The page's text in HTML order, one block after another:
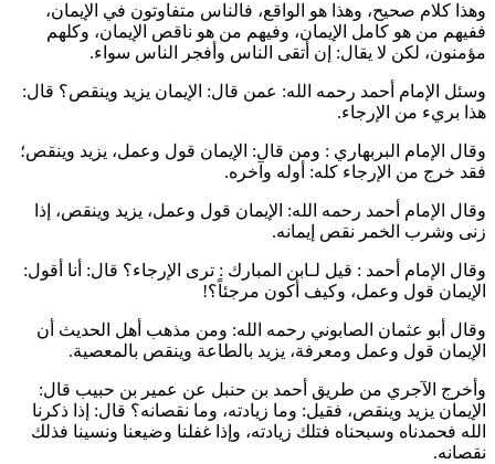
وهذا كلام صحيح، وهذا هو الواقع، فالناس متفاوتون في الإيمان،
ففيهم من هو كامل الإيمان، وفيهم من هو ناقص الإيمان، وكلهم
مؤمنون، لكن لا يقال: إن أتقى الناس وأفجر الناس سواء.
وسئل الإمام أحمد رحمه الله: عمن قال: الإيمان يزيد وينقص؟ قال:
هذا بريء من الإرجاء.
وقال الإمام البربهاري : ومن قال: الإيمان قول وعمل، يزيد وينقص؛
فقد خرج من الإرجاء كله: أوله وآخره.
وقال الإمام أحمد رحمه الله: الإيمان قول وعمل، يزيد وينقص، إذا
زنى وشرب الخمر نقص إيمانه.
وقال الإمام أحمد : قيل لـابن المبارك : ترى الإرجاء؟ قال: أنا أقول:
الإيمان قول وعمل، وكيف أكون مرجئاً؟!
وقال أبو عثمان الصابوني رحمه الله: ومن مذهب أهل الحديث أن
الإيمان قول وعمل ومعرفة، يزيد بالطاعة وينقص بالمعصية.
وأخرج الآجري من طريق أحمد بن حنبل عن عمير بن حبيب قال:
الإيمان يزيد وينقص، فقيل: وما زيادته، وما نقصانه؟ قال: إذا ذكرنا
الله فحمدناه وسبحناه فتلك زيادته، وإذا غفلنا وضيعنا ونسينا فذلك
نقصانه.